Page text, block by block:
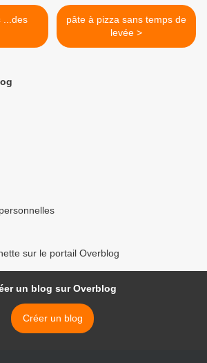
pâte à pizza sans temps de
levée >
sur le portail Overblog
un blog sur Overblog
Créer un blog